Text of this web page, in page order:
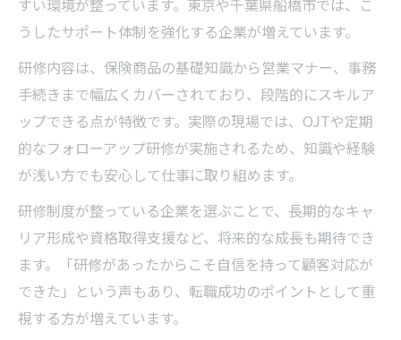
すい環境が整っています。東京や千葉県船橋市では、こ
うしたサポート体制を強化する企業が増えています。
研修内容は、保険商品の基礎知識から営業マナー、事務
手続きまで幅広くカバーされており、段階的にスキルア
ップできる点が特徴です。実際の現場では、OJTや定期
的なフォローアップ研修が実施されるため、知識や経験
が浅い方でも安心して仕事に取り組めます。
研修制度が整っている企業を選ぶことで、長期的なキャ
リア形成や資格取得支援など、将来的な成長も期待でき
ます。「研修があったからこそ自信を持って顧客対応が
できた」という声もあり、転職成功のポイントとして重
視する方が増えています。